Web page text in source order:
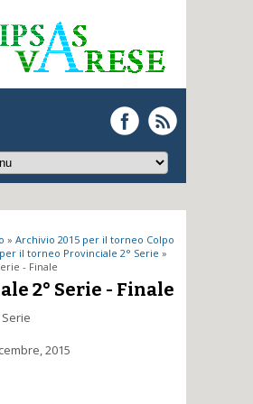
» Archivio 2015 per il torneo Colpo
il torneo Provinciale 2° Serie »
- Finale
2° Serie - Finale
2015